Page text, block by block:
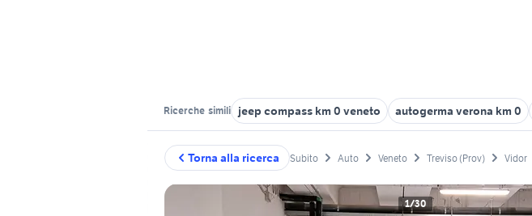
Ricerche simili jeep compass km 0 veneto autogerma verona km 0
Torna alla ricerca Subito Auto Veneto Treviso (Prov) Vidor
1/30